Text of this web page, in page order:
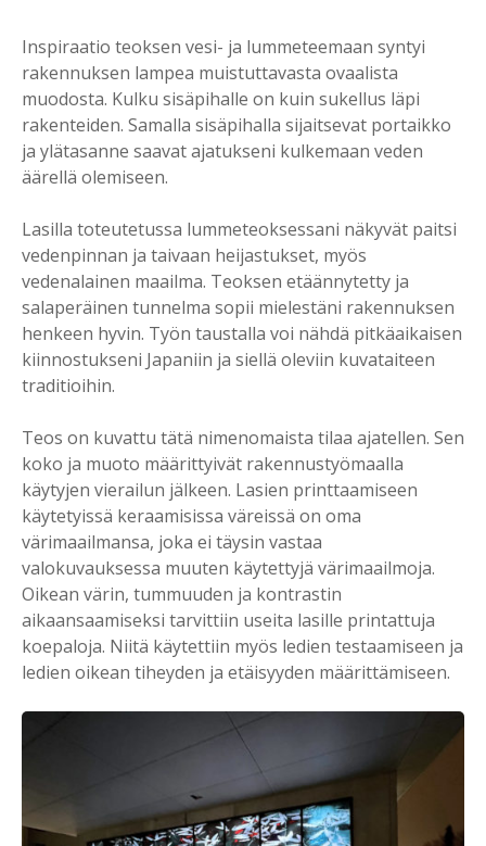
Inspiraatio teoksen vesi- ja lummeteemaan syntyi
rakennuksen lampea muistuttavasta ovaalista
muodosta. Kulku sisäpihalle on kuin sukellus läpi
rakenteiden. Samalla sisäpihalla sijaitsevat portaikko
ja ylätasanne saavat ajatukseni kulkemaan veden
äärellä olemiseen.
Lasilla toteutetussa lummeteoksessani näkyvät paitsi
vedenpinnan ja taivaan heijastukset, myös
vedenalainen maailma. Teoksen etäännytetty ja
salaperäinen tunnelma sopii mielestäni rakennuksen
henkeen hyvin. Työn taustalla voi nähdä pitkäaikaisen
kiinnostukseni Japaniin ja siellä oleviin kuvataiteen
traditioihin.
Teos on kuvattu tätä nimenomaista tilaa ajatellen. Sen
koko ja muoto määrittyivät rakennustyömaalla
käytyjen vierailun jälkeen. Lasien printtaamiseen
käytetyissä keraamisissa väreissä on oma
värimaailmansa, joka ei täysin vastaa
valokuvauksessa muuten käytettyjä värimaailmoja.
Oikean värin, tummuuden ja kontrastin
aikaansaamiseksi tarvittiin useita lasille printattuja
koepaloja. Niitä käytettiin myös ledien testaamiseen ja
ledien oikean tiheyden ja etäisyyden määrittämiseen.